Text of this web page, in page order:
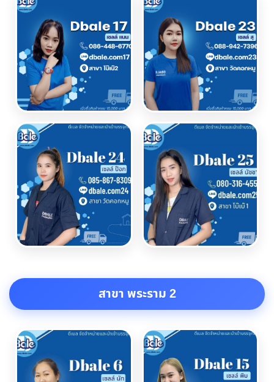
สาขา พระราม 2